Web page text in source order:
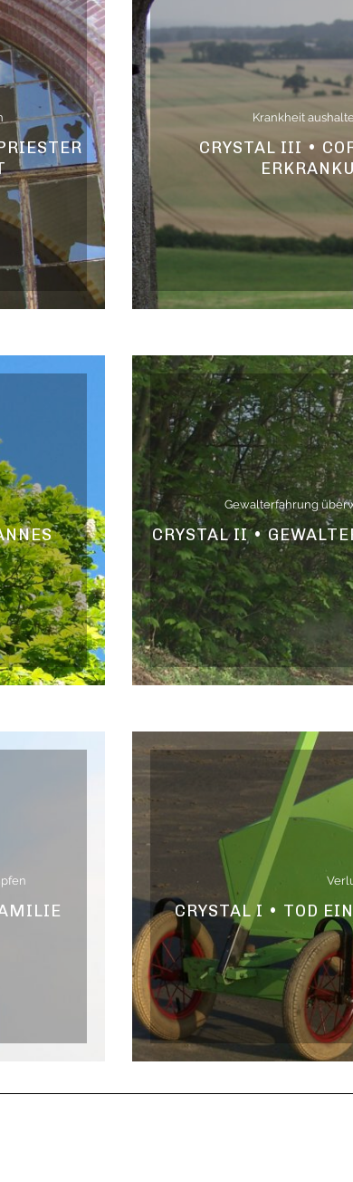
Krankheit
CRYSTAL III •
Gewalterfahrung
CRYSTAL II •
CRYSTAL I • TOD